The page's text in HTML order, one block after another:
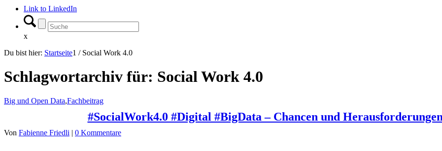
Link to LinkedIn
x
Du bist hier: Startseite1 / Social Work 4.0
Schlagwortarchiv für: Social Work 4.0
Big und Open Data,Fachbeitrag
#SocialWork4.0 #Digital #BigData – Chancen und
Von Fabienne Friedli | 0 Kommentare